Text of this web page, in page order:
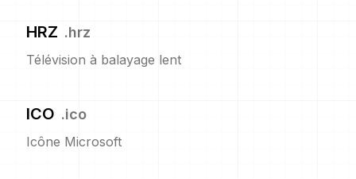
HRZ .hrz
Télévision à balayage lent
ICO .ico
Icône Microsoft